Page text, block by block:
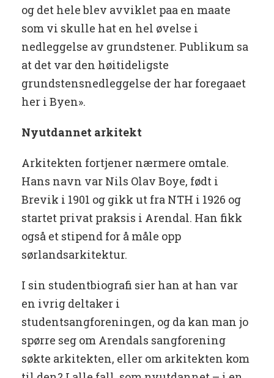
og det hele blev avviklet paa en maate
som vi skulle hat en hel øvelse i
nedleggelse av grundstener. Publikum sa
at det var den høitideligste
grundstensnedleggelse der har foregaaet
her i Byen».
Nyutdannet arkitekt
Arkitekten fortjener nærmere omtale.
Hans navn var Nils Olav Boye, født i
Brevik i 1901 og gikk ut fra NTH i 1926 og
startet privat praksis i Arendal. Han fikk
også et stipend for å måle opp
sørlandsarkitektur.
I sin studentbiografi sier han at han var
en ivrig deltaker i
studentsangforeningen, og da kan man jo
spørre seg om Arendals sangforening
søkte arkitekten, eller om arkitekten kom